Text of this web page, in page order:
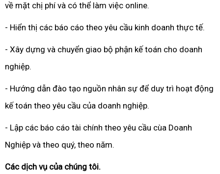
về mặt chị phí và có thể làm việc online.
- Hiển thị các báo cáo theo yêu cầu kinh doanh thực tế.
- Xây dựng và chuyển giao bộ phận kế toán cho doanh
nghiệp.
- Hướng dẫn đào tạo nguồn nhân sự để duy trì hoạt động
kế toán theo yêu cầu của doanh nghiệp.
- Lập các báo cáo tài chính theo yêu cầu cùa Doanh
Nghiệp và theo quý, theo năm.
Các dịch vụ của chúng tôi.